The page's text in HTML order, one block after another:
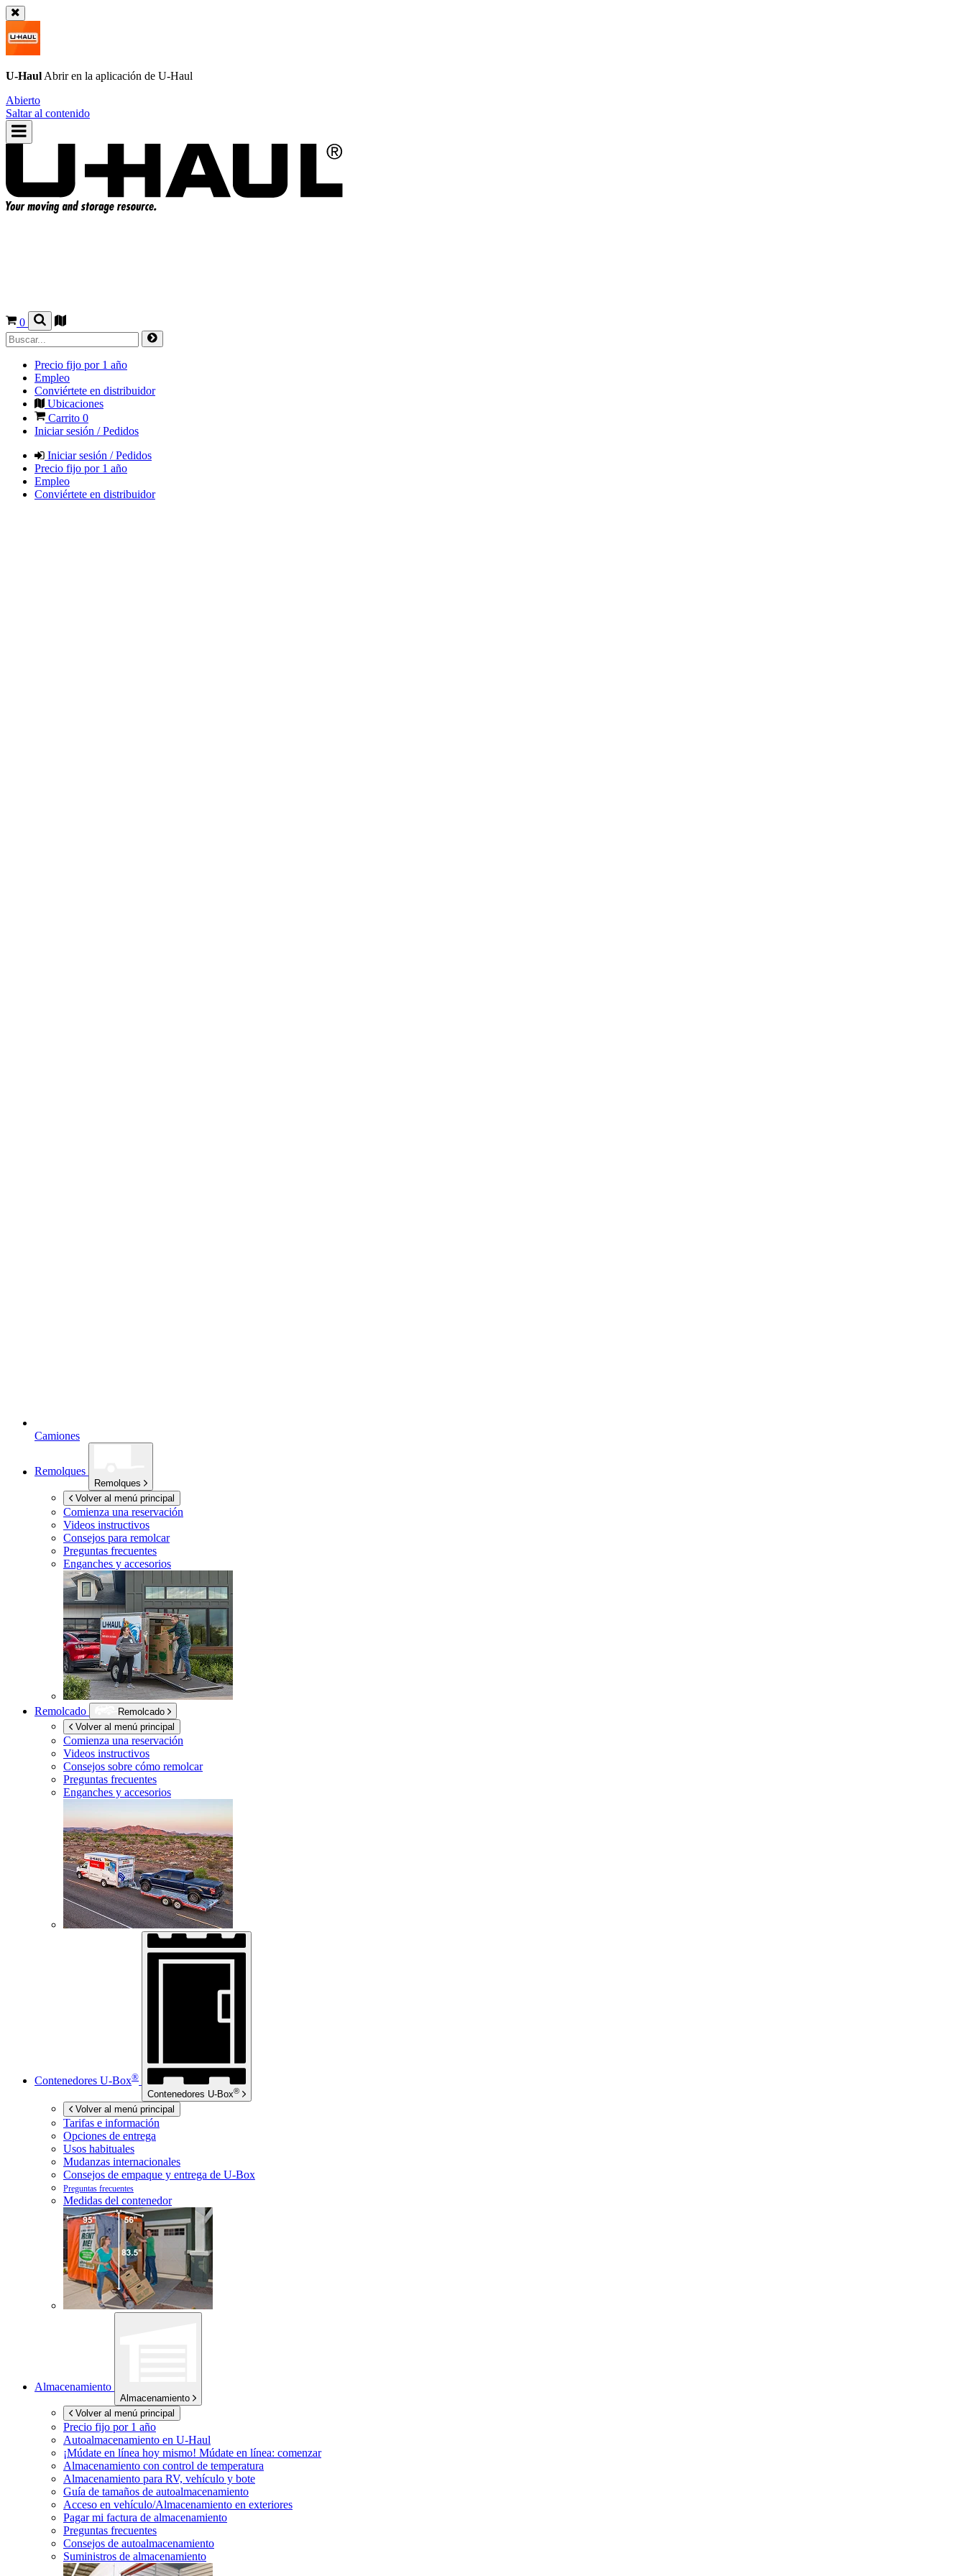
U-Haul Abrir en la aplicación de U-Haul
Abierto
Saltar al contenido
0
Precio fijo por 1 año
Empleo
Conviértete en distribuidor
Ubicaciones
Carrito 0
Iniciar sesión / Pedidos
Iniciar sesión / Pedidos
Precio fijo por 1 año
Empleo
Conviértete en distribuidor
Camiones
Remolques
Remolques
Volver al menú principal
Comienza una reservación
Videos instructivos
Consejos para remolcar
Preguntas frecuentes
Enganches y accesorios
Remolcado
Remolcado
Volver al menú principal
Comienza una reservación
Videos instructivos
Consejos sobre cómo remolcar
Preguntas frecuentes
Enganches y accesorios
Contenedores U-Box®
Contenedores U-Box®
Volver al menú principal
Tarifas e información
Opciones de entrega
Usos habituales
Mudanzas internacionales
Consejos de empaque y entrega de U-Box
Preguntas frecuentes
Medidas del contenedor
Almacenamiento
Almacenamiento
Volver al menú principal
Precio fijo por 1 año
Autoalmacenamiento en U-Haul
¡Múdate en línea hoy mismo! Múdate en línea: comenzar
Almacenamiento con control de temperatura
Almacenamiento para RV, vehículo y bote
Guía de tamaños de autoalmacenamiento
Acceso en vehículo/Almacenamiento en exteriores
Pagar mi factura de almacenamiento
Preguntas frecuentes
Consejos de autoalmacenamiento
Suministros de almacenamiento